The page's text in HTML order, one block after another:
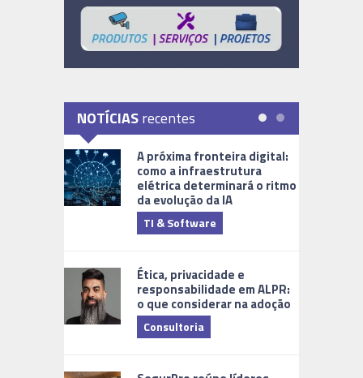
NOTÍCIASrecentes
A próxima fronteira digital:
como a infraestrutura
elétrica determinará o ritmo
da evolução da IA
TI & Software
Ética, privacidade e
responsabilidade em ALPR:
o que considerar na adoção
Consultoria